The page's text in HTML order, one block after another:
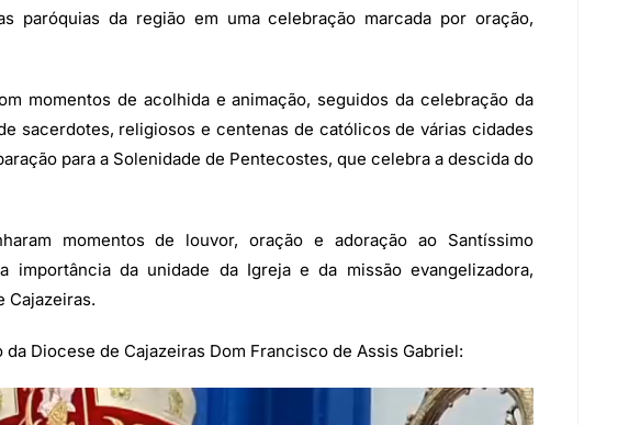
paróquias da região em uma celebração marcada por oração,
momentos de acolhida e animação, seguidos da celebração da
sacerdotes, religiosos e centenas de católicos de várias cidades
para a Solenidade de Pentecostes, que celebra a descida do
momentos de louvor, oração e adoração ao Santíssimo
importância da unidade da Igreja e da missão evangelizadora,
Cajazeiras.
Diocese de Cajazeiras Dom Francisco de Assis Gabriel: